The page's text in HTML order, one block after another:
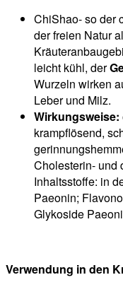
ChiShao- so der
der freien Natur
leicht kühl, der
Wurzeln wirken
Leber und Milz.
Wirkungsweise:
krampflösend,
Cholesterin- und
Inhaltsstoffe: in
Paeonin;
Glykoside
Verwendung in den